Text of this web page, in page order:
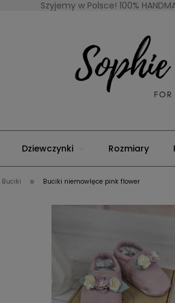
Szyjemy w Polsce! 100%
Dziewczynki Rozmiary
Buciki » Buciki niemowlęce pink flower